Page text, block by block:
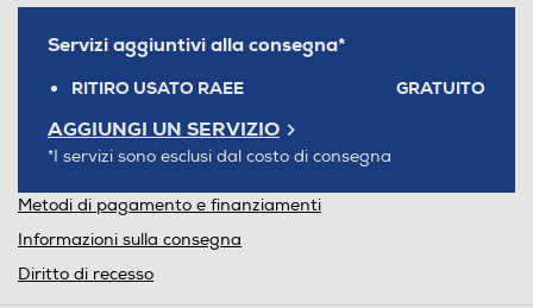
Servizi aggiuntivi alla consegna*
RITIRO USATO RAEE GRATUITO
AGGIUNGI UN SERVIZIO
*I servizi sono esclusi dal costo di consegna
Metodi di pagamento e finanziamenti
Informazioni sulla consegna
Diritto di recesso